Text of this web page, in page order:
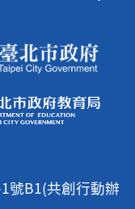
號B1(共創行動辦